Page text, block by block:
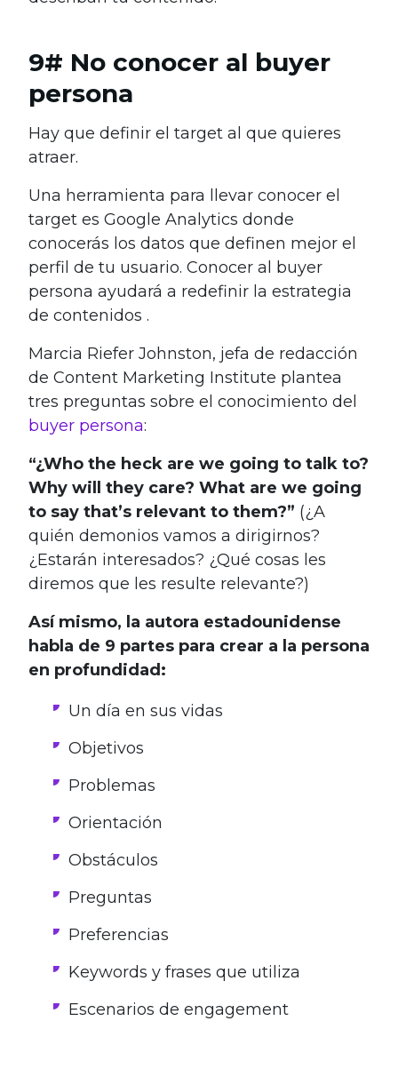
9# No conocer al buyer
persona
Hay que definir el target al que quieres
atraer.
Una herramienta para llevar conocer el
target es Google Analytics donde
conocerás los datos que definen mejor el
perfil de tu usuario. Conocer al buyer
persona ayudará a redefinir la estrategia
de contenidos .
Marcia Riefer Johnston, jefa de redacción
de Content Marketing Institute plantea
tres preguntas sobre el conocimiento del
buyer persona:
“¿Who the heck are we going to talk to?
Why will they care? What are we going
to say that’s relevant to them?” (¿A
quién demonios vamos a dirigirnos?
¿Estarán interesados? ¿Qué cosas les
diremos que les resulte relevante?)
Así mismo, la autora estadounidense
habla de 9 partes para crear a la persona
en profundidad:
Un día en sus vidas
Objetivos
Problemas
Orientación
Obstáculos
Preguntas
Preferencias
Keywords y frases que utiliza
Escenarios de engagement